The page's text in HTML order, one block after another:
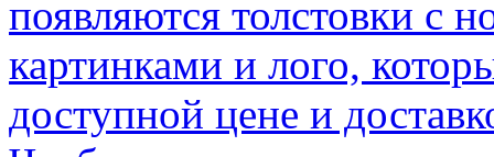
появляются толстовки с
картинками и лого,
доступной цене и